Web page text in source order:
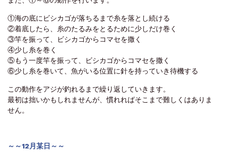
①海の底にビシカゴが落ちるまで糸を落とし続ける
②着底したら、糸のたるみをとるために少しだけ巻く
③竿を振って、ビシカゴからコマセを撒く
④少し糸を巻く
⑤もう一度竿を振って、ビシカゴからコマセを撒く
⑥少し糸を巻いて、魚がいる位置に針を持っていき待機する
この動作をアジが釣れるまで繰り返していきます。
最初は拙いかもしれませんが、慣れればそこまで難しくはありま
せん。
～～12月某日～～